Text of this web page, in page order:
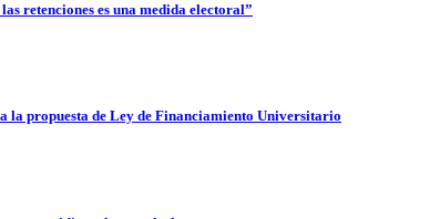
retenciones es una medida electoral”
propuesta de Ley de Financiamiento Universitario